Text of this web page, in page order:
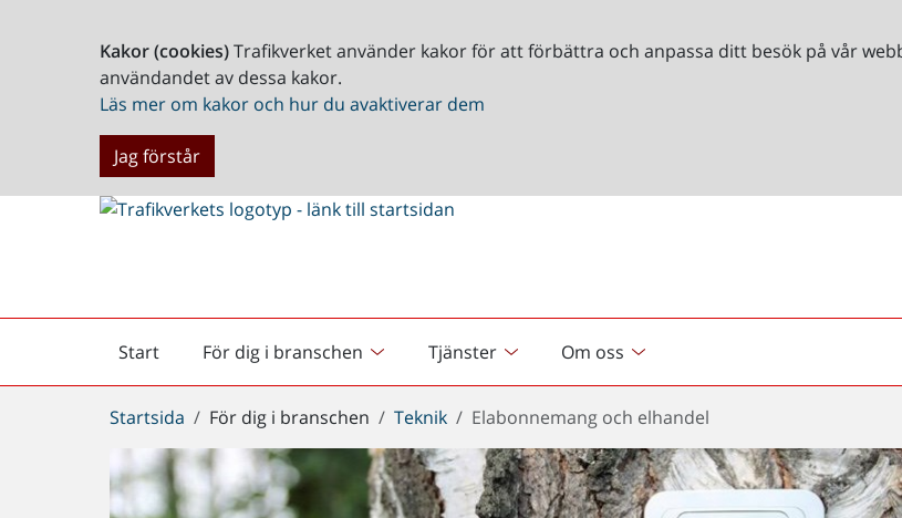
Kakor (cookies)Trafikverket använder kakor för att förbättra och anpassa ditt besök på vår
användandet av dessa kakor.
Läs mer om kakor och hur du avaktiverar dem
Jag förstår
Start
Startsida För dig i branschen Tjänster Om oss
Du
här:
Startsida För dig i branschen Teknik Elabonnemang och elhandel